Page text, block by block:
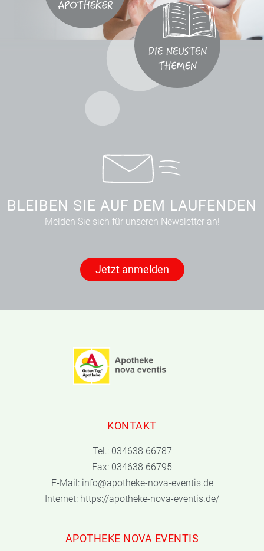
BLEIBEN SIE AUF DEM LAUFENDEN
Melden Sie sich für unseren Newsletter an!
Jetzt anmelden
KONTAKT
Tel.: 034638 66787
Fax: 034638 66795
E-Mail: info@apotheke-nova-eventis.de
Internet: https://apotheke-nova-eventis.de/
APOTHEKE NOVA EVENTIS